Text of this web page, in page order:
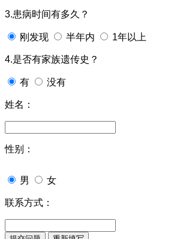
3.患病时间有多久？
刚发现 半年内 1年以上
4.是否有家族遗传史？
有 没有
姓名：
性别：
男 女
联系方式：